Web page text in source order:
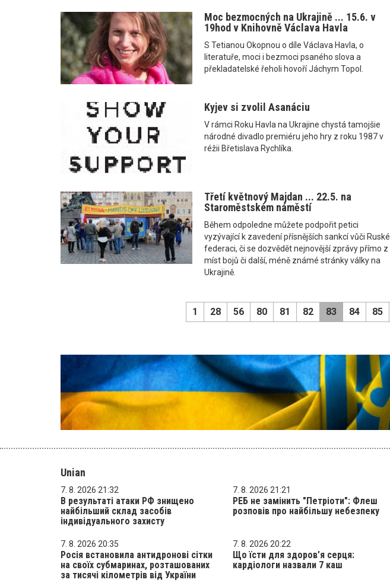
Moc bezmocných na Ukrajině ... 15.6. v
19hod v Knihovně Václava Havla
S Tetianou Okopnou o díle Václava Havla, o
literatuře, moci i bezmoci psaného slova a
překladatelské řeholi hovoří Jáchym Topol.
Kyjev si zvolil Asanáciu
V rámci Roku Havla na Ukrajine chystá tamojšie
národné divadlo premiéru jeho hry z roku 1987 v
réžii Břetislava Rychlíka.
Třetí květnový Majdan ... 22.5. na
Staroměstském náměstí
Během odpoledne můžete podpořit petici
vyzývající k zavedení přísnějších sankcí vůči Ruské
federaci, či se dozvědět nejnovější zprávy přímo z
míst bojů či další, méně známé stránky války na
Ukrajině.
1 28 56 80 81 82 83 84 85
Unian
7. 8. 2026 21:32
В результаті атаки РФ знищено
найбільший склад засобів
індивідуального захисту
7. 8. 2026 21:21
РЕБ не замінить "Петріоти": Флеш
розповів про найбільшу небезпеку
7. 8. 2026 20:35
Росія встановила антидронові сітки
на своїх субмаринах, розташованих
за тисячі кілометрів від України
7. 8. 2026 20:22
Що їсти для здоров’я серця:
кардіологи назвали 7 каш